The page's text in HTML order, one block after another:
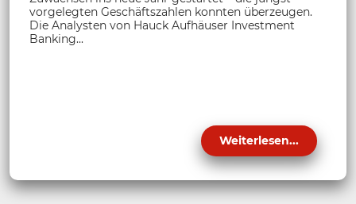
vorgelegten Geschäftszahlen konnten überzeugen.
Die Analysten von Hauck Aufhäuser Investment
Banking...
Weiterlesen...